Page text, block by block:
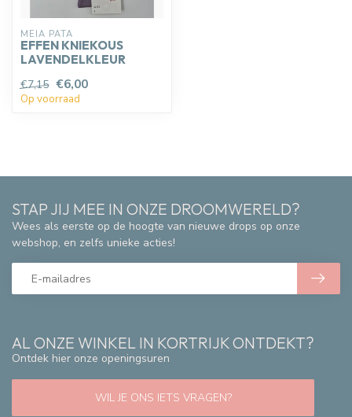
MEIA PATA
EFFEN KNIEKOUS
LAVENDELKLEUR
€7,15 €6,00
Op voorraad
AL ONZE WINKEL IN KORTRIJK ONTDEKT?
Ontdek hier onze openingsuren
WIL JE ONS IETS VRAGEN?
STAP JIJ MEE IN ONZE DROOMWERELD?
Wees als eerste op de hoogte van nieuwe drops op onze
webshop, en zelfs unieke acties!